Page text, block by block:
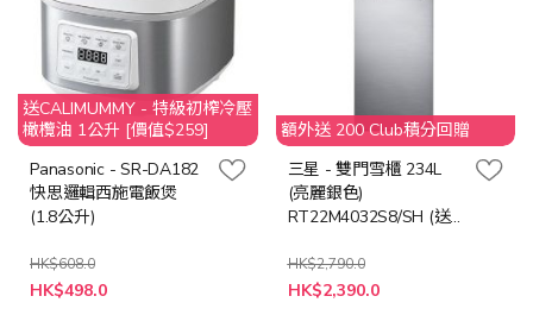
送CALIMUMMY - 特級初榨冷壓
橄欖油 1公升 [價值$259]
Panasonic - SR-DA182
快思邏輯西施電飯煲
(1.8公升)
HK$608.0
特
殊
HK$498.0
額外送 200 Club積分回贈
三星 - 雙門雪櫃 234L
(亮麗銀色)
RT22M4032S8/SH (送
ITAC15-C 數量有限, 送
完即止)
HK$2,790.0
HK$2,390.0